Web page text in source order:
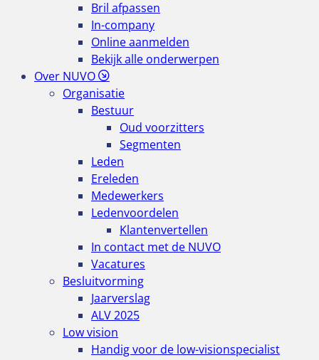
Bril afpassen
In-company
Online aanmelden
Bekijk alle onderwerpen
Over NUVO
Organisatie
Bestuur
Oud voorzitters
Segmenten
Leden
Ereleden
Medewerkers
Ledenvoordelen
Klantenvertellen
In contact met de NUVO
Vacatures
Besluitvorming
Jaarverslag
ALV 2025
Low vision
Handig voor de low-visionspecialist